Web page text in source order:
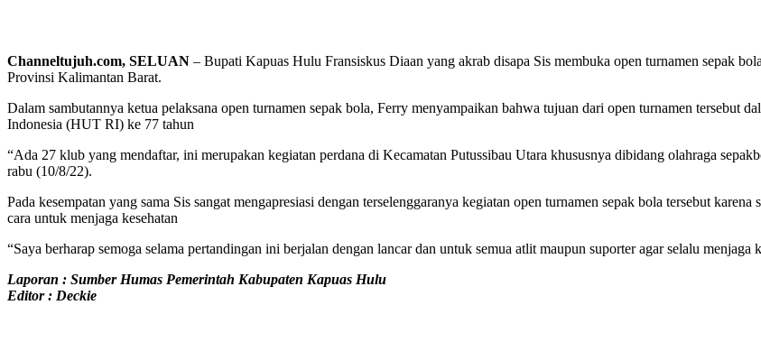
Channeltujuh.com, SELUAN – Bupati Kapuas Hulu Fransiskus Diaan yang akrab disapa Sis membuka open turnamen sepak
Provinsi Kalimantan Barat.
Dalam sambutannya ketua pelaksana open turnamen sepak bola, Ferry menyampaikan bahwa tujuan dari open turnamen tersebut
Indonesia (HUT RI) ke 77 tahun
“Ada 27 klub yang mendaftar, ini merupakan kegiatan perdana di Kecamatan Putussibau Utara khususnya dibidang olahraga
rabu (10/8/22).
Pada kesempatan yang sama Sis sangat mengapresiasi dengan terselenggaranya kegiatan open turnamen sepak bola tersebut
cara untuk menjaga kesehatan
“Saya berharap semoga selama pertandingan ini berjalan dengan lancar dan untuk semua atlit maupun suporter agar selalu
Laporan : Sumber Humas Pemerintah Kabupaten Kapuas Hulu
Editor : Deckie